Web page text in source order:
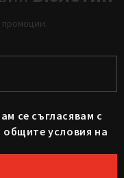
промоции.
се съгласявам с
условия на